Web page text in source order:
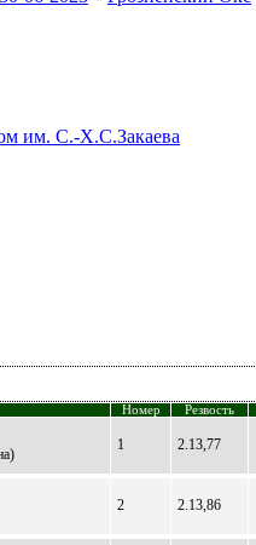
им. С.-Х.С.Закаева
Номер Резвость
1 2.13,77
2 2.13,86